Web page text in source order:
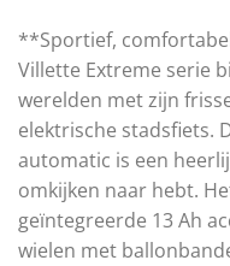
**Sportief,
Villette Extreme serie
werelden met zijn
elektrische stadsfiets.
automatic is een
omkijken naar hebt.
geïntegreerde 13 Ah
wielen met